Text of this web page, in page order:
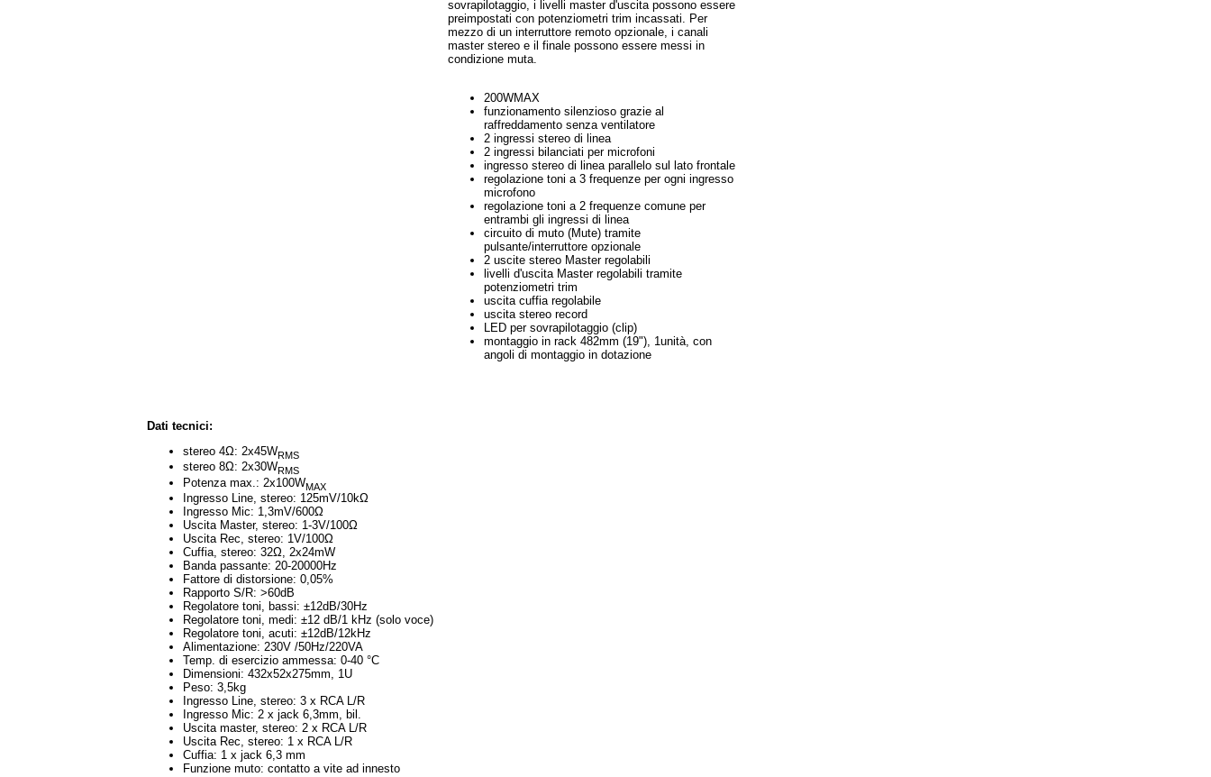
sovrapilotaggio, i livelli master d'uscita possono essere
preimpostati con potenziometri trim incassati. Per
mezzo di un interruttore remoto opzionale, i canali
master stereo e il finale possono essere messi in
condizione muta.
200WMAX
funzionamento silenzioso grazie al
raffreddamento senza ventilatore
2 ingressi stereo di linea
2 ingressi bilanciati per microfoni
ingresso stereo di linea parallelo sul lato frontale
regolazione toni a 3 frequenze per ogni ingresso
microfono
regolazione toni a 2 frequenze comune per
entrambi gli ingressi di linea
circuito di muto (Mute) tramite
pulsante/interruttore opzionale
2 uscite stereo Master regolabili
livelli d'uscita Master regolabili tramite
potenziometri trim
uscita cuffia regolabile
uscita stereo record
LED per sovrapilotaggio (clip)
montaggio in rack 482mm (19"), 1unità, con
angoli di montaggio in dotazione
Dati tecnici:
stereo 4Ω: 2x45WRMS
stereo 8Ω: 2x30WRMS
Potenza max.: 2x100WMAX
Ingresso Line, stereo: 125mV/10kΩ
Ingresso Mic: 1,3mV/600Ω
Uscita Master, stereo: 1-3V/100Ω
Uscita Rec, stereo: 1V/100Ω
Cuffia, stereo: 32Ω, 2x24mW
Banda passante: 20-20000Hz
Fattore di distorsione: 0,05%
Rapporto S/R: >60dB
Regolatore toni, bassi: ±12dB/30Hz
Regolatore toni, medi: ±12 dB/1 kHz (solo voce)
Regolatore toni, acuti: ±12dB/12kHz
Alimentazione: 230V /50Hz/220VA
Temp. di esercizio ammessa: 0-40 °C
Dimensioni: 432x52x275mm, 1U
Peso: 3,5kg
Ingresso Line, stereo: 3 x RCA L/R
Ingresso Mic: 2 x jack 6,3mm, bil.
Uscita master, stereo: 2 x RCA L/R
Uscita Rec, stereo: 1 x RCA L/R
Cuffia: 1 x jack 6,3 mm
Funzione muto: contatto a vite ad innesto